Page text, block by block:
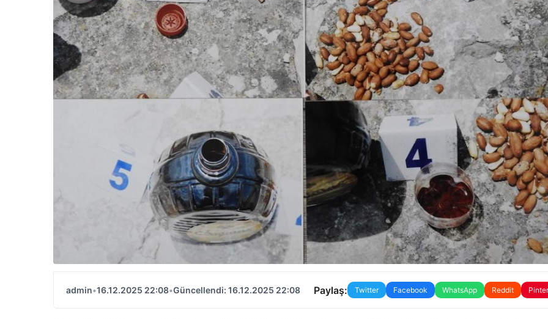
admin•16.12.2025 22:08•Güncellendi: 16.12.2025 22:08 Paylaş: Twitter Facebook WhatsApp Reddit